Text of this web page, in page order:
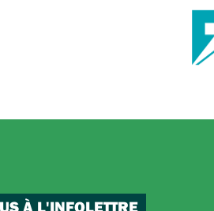
À L'INFOLETTRE